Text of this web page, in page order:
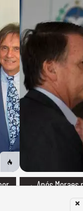
→ Após Moraes
carta para Jair